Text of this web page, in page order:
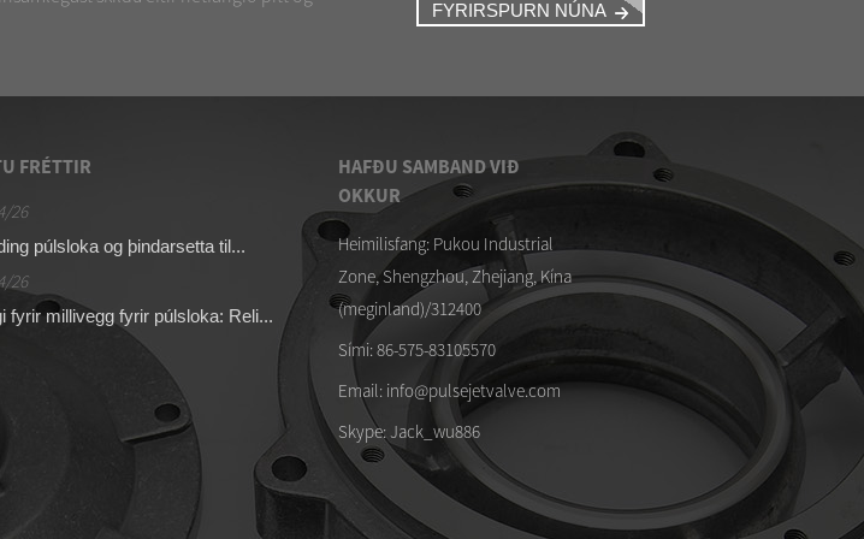
FYRIRSPURN NÚNA
FRÉTTIR
26
púlsloka og þindarsetta til...
26
fyrir millivegg fyrir púlsloka: Reli...
16/04/26
Viðurkenndir DMF-Z-40S himnusett
13/04/26
Púlsloka- og þindarsett tilbúin fyrir ...
Himna fyrir ASCO
púlsloka
HAFÐU SAMBAND VIÐ
OKKUR
Heimilisfang: Pukou Industrial
Zone, Shengzhou, Zhejiang, Kína
(meginland)/312400
Sími: 86-575-83105570
Email: info@pulsejetvalve.com
Skype: Jack_wu886